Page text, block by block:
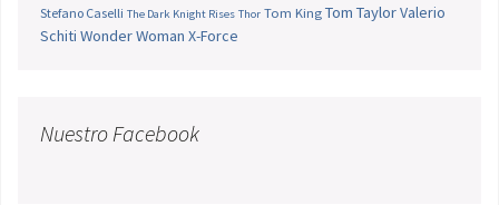
Stefano Caselli The Dark Knight Rises Thor Tom King Tom TaylorValerio
Schiti Wonder Woman X-Force
Nuestro Facebook